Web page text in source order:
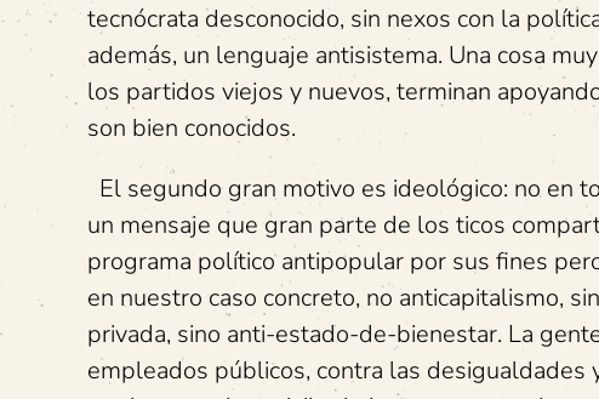
tecnócrata desconocido, sin nexos con la
además, un lenguaje antisistema. Una cosa
los partidos viejos y nuevos, terminan
son bien conocidos.
El segundo gran motivo es ideológico: no en
un mensaje que gran parte de los ticos
programa político antipopular por sus fines
en nuestro caso concreto, no anticapitalismo,
privada, sino anti-estado-de-bienestar. La
empleados públicos, contra las desigualdades